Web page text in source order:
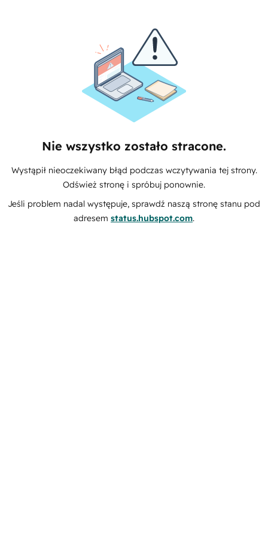
Nie wszystko zostało stracone.
Wystąpił nieoczekiwany błąd podczas wczytywania tej strony.
Odśwież stronę i spróbuj ponownie.
Jeśli problem nadal występuje, sprawdź naszą stronę stanu pod
adresem status.hubspot.com.